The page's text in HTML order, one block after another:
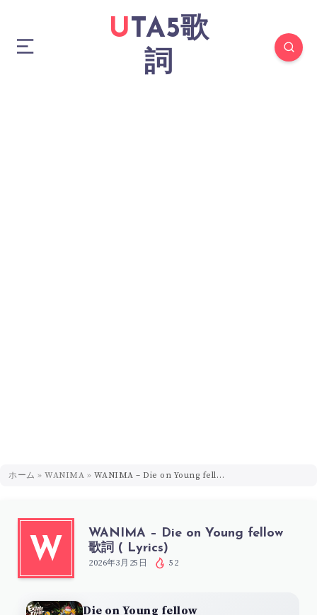
UTA5歌
詞
ホーム » WANIMA » WANIMA – Die on Young fellow 歌詞 ( Lyrics)
W
WANIMA – Die on Young fellow
歌詞 ( Lyrics)
2026年3月25日 52
Die on Young fellow